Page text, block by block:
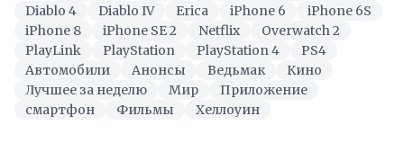
Diablo 4
Diablo IV Erica iPhone 6
iPhone 6S
iPhone 8
iPhone SE 2 Netflix
Overwatch 2
PlayLink
PlayStation PlayStation 4
PS4
Автомобили
Анонсы Ведьмак
Кино
Лучшее за неделю
Мир
Приложение
смартфон
Фильмы Хеллоуин